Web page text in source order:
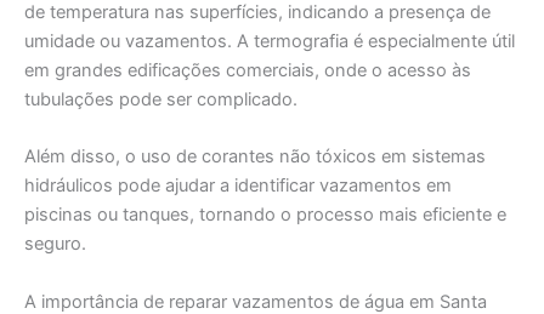
de temperatura nas superfícies, indicando a presença de
umidade ou vazamentos. A termografia é especialmente útil
em grandes edificações comerciais, onde o acesso às
tubulações pode ser complicado.
Além disso, o uso de corantes não tóxicos em sistemas
hidráulicos pode ajudar a identificar vazamentos em
piscinas ou tanques, tornando o processo mais eficiente e
seguro.
A importância de reparar vazamentos de água em Santa